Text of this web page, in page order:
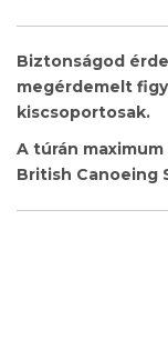
Biztonságod
megérdemelt
kiscsoportosak.
A túrán
British Canoeing